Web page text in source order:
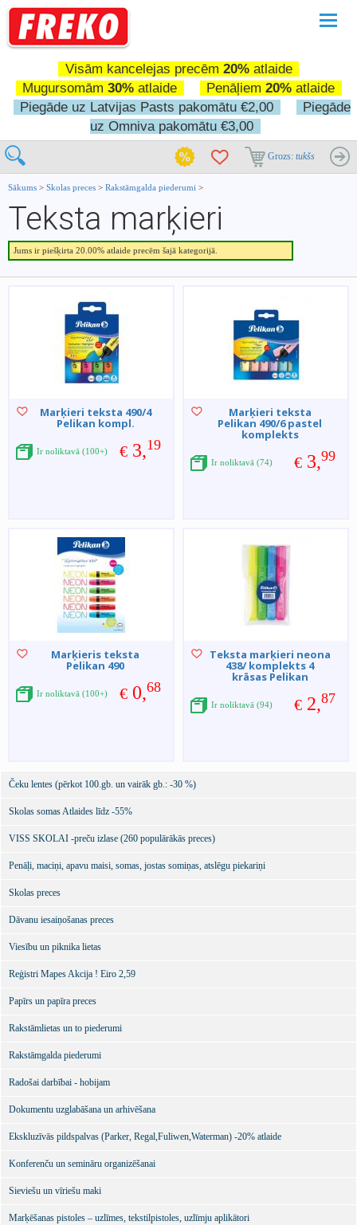
Visām kancelejas precēm 20%atlaide
Mugursomām 30% atlaide Penāļiem 20% atlaide
Piegāde uz Latvijas Pasts pakomātu €2,00
Piegāde
uz Omniva pakomātu €3,00
Grozs: tukšs
Sākums > Skolas preces > Rakstāmgalda piederumi >
Teksta marķieri
Jums ir piešķirta 20.00% atlaide precēm šajā kategorijā.
Marķieri teksta 490/4
Pelikan kompl.
€ 3,19
Ir noliktavā (100+)
Marķieri teksta
Pelikan 490/6 pastel
komplekts
€ 3,99
Ir noliktavā (74)
Marķieris teksta
Pelikan 490
€ 0,68
Ir noliktavā (100+)
Teksta marķieri neona
438/ komplekts 4
krāsas Pelikan
€ 2,87
Ir noliktavā (94)
Čeku lentes (pērkot 100.gb. un vairāk gb.: -30 %)
Skolas somas Atlaides līdz -55%
VISS SKOLAI -preču izlase (260 populārākās preces)
Penāļi, maciņi, apavu maisi, somas, jostas somiņas, atslēgu piekariņi
Skolas preces
Dāvanu iesaiņošanas preces
Viesību un piknika lietas
Reģistri Mapes Akcija ! Eiro 2,59
Papīrs un papīra preces
Rakstāmlietas un to piederumi
Rakstāmgalda piederumi
Radošai darbībai - hobijam
Dokumentu uzglabāšana un arhivēšana
Ekskluzīvās pildspalvas (Parker, Regal,Fuliwen,Waterman) -20% atlaide
Konferenču un semināru organizēšanai
Sieviešu un vīriešu maki
Marķēšanas pistoles – uzlīmes, tekstilpistoles, uzlīmju aplikātori